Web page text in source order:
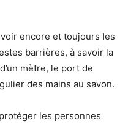
encore et toujours les
barrières, à savoir la
mètre, le port de
des mains au savon.
les personnes